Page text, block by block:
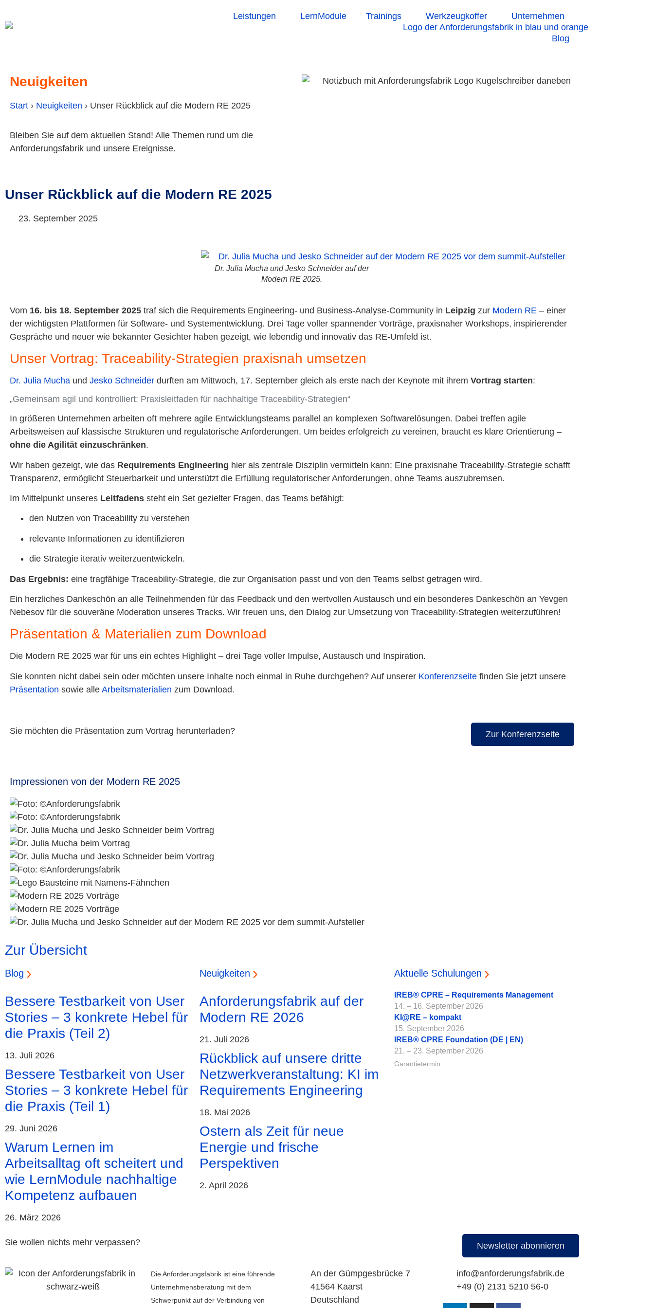
Leistungen LernModule Trainings Werkzeugkoffer Unternehmen
Blog
Neuigkeiten
Start › Neuigkeiten › Unser Rückblick auf die Modern RE 2025
Bleiben Sie auf dem aktuellen Stand! Alle Themen rund um die
Anforderungsfabrik und unsere Ereignisse.
Unser Rückblick auf die Modern RE 2025
23. September 2025
Dr. Julia Mucha und Jesko Schneider auf der
Modern RE 2025.
Vom 16. bis 18. September 2025 traf sich die Requirements Engineering- und Business-Analyse-Community in Leipzig zur Modern RE – einer
der wichtigsten Plattformen für Software- und Systementwicklung. Drei Tage voller spannender Vorträge, praxisnaher Workshops, inspirierender
Gespräche und neuer wie bekannter Gesichter haben gezeigt, wie lebendig und innovativ das RE-Umfeld ist.
Unser Vortrag: Traceability-Strategien praxisnah umsetzen
Dr. Julia Mucha und Jesko Schneider durften am Mittwoch, 17. September gleich als erste nach der Keynote mit ihrem Vortrag starten:
„Gemeinsam agil und kontrolliert: Praxisleitfaden für nachhaltige Traceability-Strategien“
In größeren Unternehmen arbeiten oft mehrere agile Entwicklungsteams parallel an komplexen Softwarelösungen. Dabei treffen agile
Arbeitsweisen auf klassische Strukturen und regulatorische Anforderungen. Um beides erfolgreich zu vereinen, braucht es klare Orientierung –
ohne die Agilität einzuschränken.
Wir haben gezeigt, wie das Requirements Engineering hier als zentrale Disziplin vermitteln kann: Eine praxisnahe Traceability-Strategie schafft
Transparenz, ermöglicht Steuerbarkeit und unterstützt die Erfüllung regulatorischer Anforderungen, ohne Teams auszubremsen.
Im Mittelpunkt unseres Leitfadens steht ein Set gezielter Fragen, das Teams befähigt:
den Nutzen von Traceability zu verstehen
relevante Informationen zu identifizieren
die Strategie iterativ weiterzuentwickeln.
Das Ergebnis: eine tragfähige Traceability-Strategie, die zur Organisation passt und von den Teams selbst getragen wird.
Ein herzliches Dankeschön an alle Teilnehmenden für das Feedback und den wertvollen Austausch und ein besonderes Dankeschön an Yevgen
Nebesov für die souveräne Moderation unseres Tracks. Wir freuen uns, den Dialog zur Umsetzung von Traceability-Strategien weiterzuführen!
Präsentation & Materialien zum Download
Die Modern RE 2025 war für uns ein echtes Highlight – drei Tage voller Impulse, Austausch und Inspiration.
Sie konnten nicht dabei sein oder möchten unsere Inhalte noch einmal in Ruhe durchgehen? Auf unserer Konferenzseite finden Sie jetzt unsere
Präsentation sowie alle Arbeitsmaterialien zum Download.
Sie möchten die Präsentation zum Vortrag herunterladen? Zur Konferenzseite
Impressionen von der Modern RE 2025
Zur Übersicht
Blog
Bessere Testbarkeit von User
Stories – 3 konkrete Hebel für
die Praxis (Teil 2)
13. Juli 2026
Bessere Testbarkeit von User
Stories – 3 konkrete Hebel für
die Praxis (Teil 1)
29. Juni 2026
Warum Lernen im
Arbeitsalltag oft scheitert und
wie LernModule nachhaltige
Kompetenz aufbauen
26. März 2026
Neuigkeiten
Anforderungsfabrik auf der
Modern RE 2026
21. Juli 2026
Rückblick auf unsere dritte
Netzwerkveranstaltung: KI im
Requirements Engineering
18. Mai 2026
Ostern als Zeit für neue
Energie und frische
Perspektiven
2. April 2026
Aktuelle Schulungen
IREB® CPRE – Requirements Management
14. – 16. September 2026
KI@RE – kompakt
15. September 2026
IREB® CPRE Foundation (DE | EN)
21. – 23. September 2026
Garantietermin
Sie wollen nichts mehr verpassen? Newsletter abonnieren
Die Anforderungsfabrik ist eine führende
Unternehmensberatung mit dem
Schwerpunkt auf der Verbindung von
An der Gümpgesbrücke 7
41564 Kaarst
Deutschland
info@anforderungsfabrik.de
+49 (0) 2131 5210 56-0